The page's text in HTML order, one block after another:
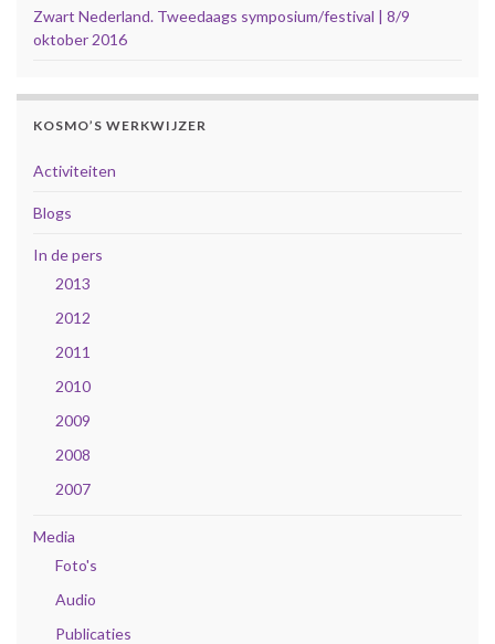
Zwart Nederland. Tweedaags symposium/festival | 8/9
oktober 2016
KOSMO’S WERKWIJZER
Activiteiten
Blogs
In de pers
2013
2012
2011
2010
2009
2008
2007
Media
Foto's
Audio
Publicaties